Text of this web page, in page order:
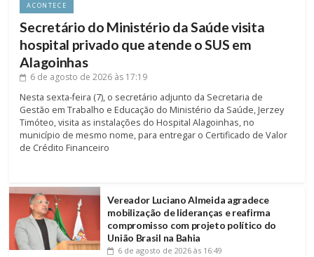
ACONTECE
Secretário do Ministério da Saúde visita
hospital privado que atende o SUS em
Alagoinhas
6 de agosto de 2026 às 17:19
Nesta sexta-feira (7), o secretário adjunto da Secretaria de
Gestão em Trabalho e Educação do Ministério da Saúde, Jerzey
Timóteo, visita as instalações do Hospital Alagoinhas, no
município de mesmo nome, para entregar o Certificado de Valor
de Crédito Financeiro
Vereador Luciano Almeida agradece
mobilização de lideranças e reafirma
compromisso com projeto político do
União Brasil na Bahia
6 de agosto de 2026 às 16:49